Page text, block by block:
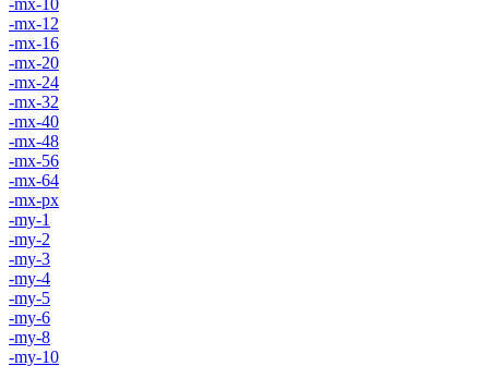
-mx-12
-mx-16
-mx-20
-mx-24
-mx-32
-mx-40
-mx-48
-mx-56
-mx-64
-mx-px
-my-1
-my-2
-my-3
-my-4
-my-5
-my-6
-my-8
-my-10